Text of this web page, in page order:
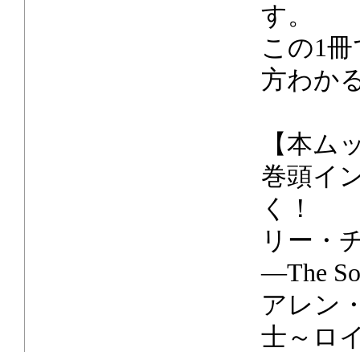
す。
この1
方わか
【本ム
巻頭イ
く！
リー・
―The
アレン
士～ロ